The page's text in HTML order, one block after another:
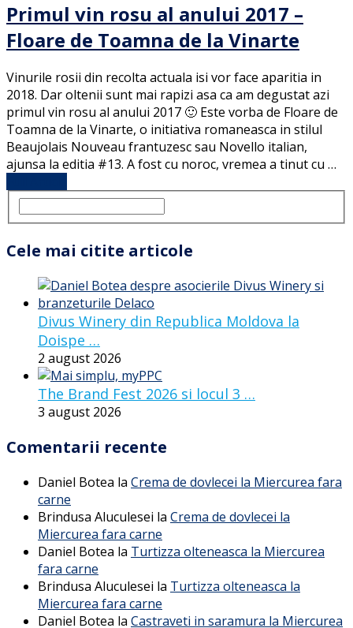
Primul vin rosu al anului 2017 –
Floare de Toamna de la Vinarte
Vinurile rosii din recolta actuala isi vor face aparitia in
2018. Dar oltenii sunt mai rapizi asa ca am degustat azi
primul vin rosu al anului 2017 🙂 Este vorba de Floare de
Toamna de la Vinarte, o initiativa romaneasca in stilul
Beaujolais Nouveau frantuzesc sau Novello italian,
ajunsa la editia #13. A fost cu noroc, vremea a tinut cu …
Cele mai citite articole
Divus Winery din Republica Moldova la
Doispe …
2 august 2026
The Brand Fest 2026 si locul 3 …
3 august 2026
Comentarii recente
Daniel Botea la Crema de dovlecei la Miercurea fara
carne
Brindusa Aluculesei la Crema de dovlecei la
Miercurea fara carne
Daniel Botea la Turtizza olteneasca la Miercurea
fara carne
Brindusa Aluculesei la Turtizza olteneasca la
Miercurea fara carne
Daniel Botea la Castraveti in saramura la Miercurea